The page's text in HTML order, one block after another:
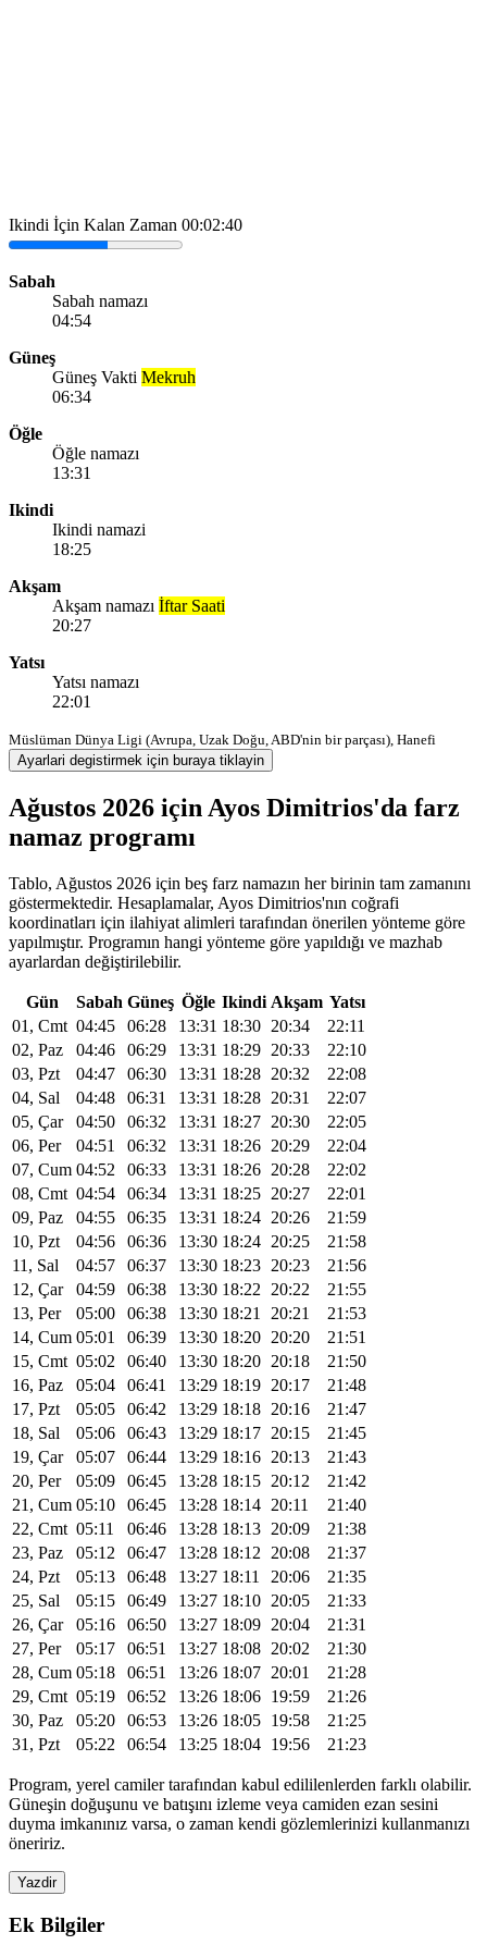
Ikindi İçin Kalan Zaman 00:02:40
Sabah
Sabah namazı
04:54
Güneş
Güneş Vakti Mekruh
06:34
Öğle
Öğle namazı
13:31
Ikindi
Ikindi namazi
18:25
Akşam
Akşam namazı İftar Saati
20:27
Yatsı
Yatsı namazı
22:01
Müslüman Dünya Ligi (Avrupa, Uzak Doğu, ABD'nin bir parçası), Hanefi
Ayarlari degistirmek için buraya tiklayin
Ağustos 2026 için Ayos Dimitrios'da farz
namaz programı
Tablo, Ağustos 2026 için beş farz namazın her birinin tam zamanını
göstermektedir. Hesaplamalar, Ayos Dimitrios'nın coğrafi
koordinatları için ilahiyat alimleri tarafından önerilen yönteme göre
yapılmıştır. Programın hangi yönteme göre yapıldığı ve mazhab
ayarlardan değiştirilebilir.
Gün Sabah Güneş Öğle Ikindi Akşam Yatsı
01, Cmt 04:45 06:28 13:31 18:30 20:34
22:11
02, Paz
04:46 06:29 13:31 18:29 20:33
22:10
03, Pzt
04:47 06:30 13:31 18:28 20:32
22:08
04, Sal
04:48 06:31 13:31 18:28 20:31
22:07
05, Çar
04:50 06:32 13:31 18:27 20:30
22:05
06, Per
04:51 06:32 13:31 18:26 20:29
22:04
07, Cum 04:52 06:33 13:31 18:26 20:28
22:02
08, Cmt 04:54 06:34 13:31 18:25 20:27
22:01
09, Paz
04:55 06:35 13:31 18:24 20:26
21:59
10, Pzt
04:56 06:36 13:30 18:24 20:25
21:58
11, Sal
04:57 06:37 13:30 18:23 20:23
21:56
12, Çar
04:59 06:38 13:30 18:22 20:22
21:55
13, Per
05:00 06:38 13:30 18:21 20:21
21:53
14, Cum 05:01 06:39 13:30 18:20 20:20
21:51
15, Cmt 05:02 06:40 13:30 18:20 20:18
21:50
16, Paz
05:04 06:41 13:29 18:19 20:17
21:48
17, Pzt
05:05 06:42 13:29 18:18 20:16
21:47
18, Sal
05:06 06:43 13:29 18:17 20:15
21:45
19, Çar
05:07 06:44 13:29 18:16 20:13
21:43
20, Per
05:09 06:45 13:28 18:15 20:12
21:42
21, Cum 05:10 06:45 13:28 18:14 20:11
21:40
22, Cmt 05:11 06:46 13:28 18:13 20:09
21:38
23, Paz
05:12 06:47 13:28 18:12 20:08
21:37
24, Pzt
05:13 06:48 13:27 18:11 20:06
21:35
25, Sal
05:15 06:49 13:27 18:10 20:05
21:33
26, Çar
05:16 06:50 13:27 18:09 20:04
21:31
27, Per
05:17 06:51 13:27 18:08 20:02
21:30
28, Cum 05:18 06:51 13:26 18:07 20:01
21:28
29, Cmt 05:19 06:52 13:26 18:06 19:59
21:26
30, Paz
05:20 06:53 13:26 18:05 19:58
21:25
31, Pzt
05:22 06:54 13:25 18:04 19:56 21:23
Program, yerel camiler tarafından kabul edililenlerden farklı olabilir.
Güneşin doğuşunu ve batışını izleme veya camiden ezan sesini
duyma imkanınız varsa, o zaman kendi gözlemlerinizi kullanmanızı
öneririz.
Yazdir
Ek Bilgiler